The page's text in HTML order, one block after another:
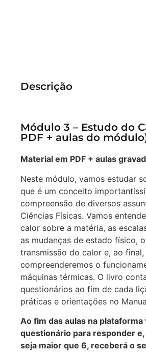
Descrição
Módulo 3 – Estudo do
PDF + aulas do
Material em PDF + aulas
Neste módulo, vamos estudar
que é um conceito
compreensão de diversos
Ciências Físicas. Vamos
calor sobre a matéria, as
as mudanças de estado físico,
transmissão do calor e, ao final,
compreenderemos o
máquinas térmicas. O livro
questionários ao fim de cada
práticas e orientações no
Ao fim das aulas na
questionário para responder e,
seja maior que 6, receberá o